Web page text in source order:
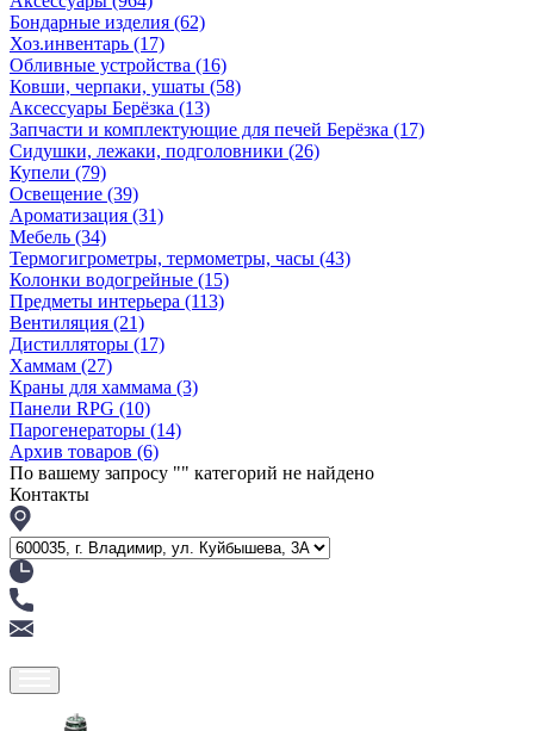
Бондарные изделия (62)
Хоз.инвентарь (17)
Обливные устройства (16)
Ковши, черпаки, ушаты (58)
Аксессуары Берёзка (13)
Запчасти и комплектующие для печей Берёзка (17)
Сидушки, лежаки, подголовники (26)
Купели (79)
Освещение (39)
Ароматизация (31)
Мебель (34)
Термогигрометры, термометры, часы (43)
Колонки водогрейные (15)
Предметы интерьера (113)
Вентиляция (21)
Дистилляторы (17)
Хаммам (27)
Краны для хаммама (3)
Панели RPG (10)
Парогенераторы (14)
Архив товаров (6)
По вашему запросу "" категорий не найдено
Контакты